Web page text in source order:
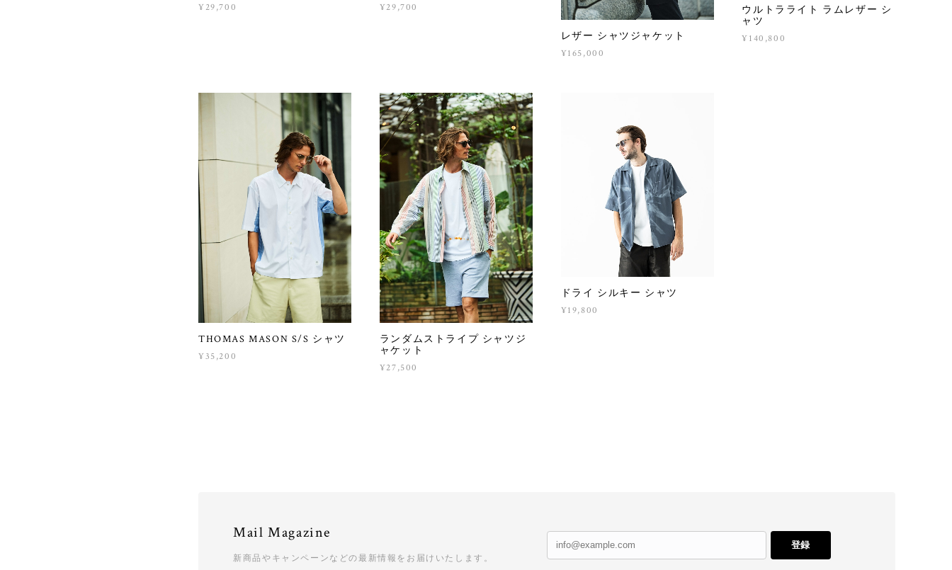
¥29,700 ¥29,700
レザー シャツジャケット
¥165,000
ウルトラライト ラムレザー シ
ャツ
¥140,800
THOMAS MASON S/S シャツ
¥35,200
ランダムストライプ シャツジ
ャケット
¥27,500
ドライ シルキー シャツ
¥19,800
Mail Magazine
新商品やキャンペーンなどの最新情報をお届けいたします。
登録